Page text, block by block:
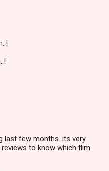
last few months. its very
to know which flim